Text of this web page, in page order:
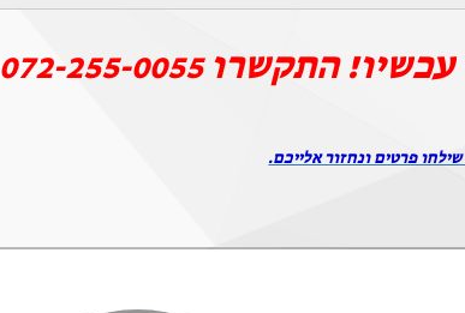
עכשיו! התקשרו072-255-0055
פרטים ונחזור אלייכם.